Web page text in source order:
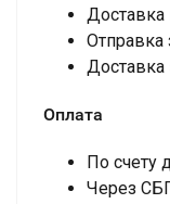
Доставка
Отправка
Оплата
По счету
Через